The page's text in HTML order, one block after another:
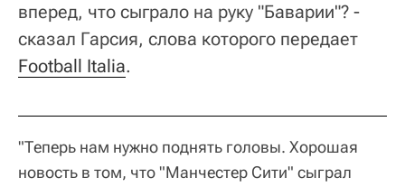
вперед, что сыграло на руку "Баварии"? -
сказал Гарсия, слова которого передает
Football Italia.
"Теперь нам нужно поднять головы. Хорошая
новость в том, что "Манчестер Сити" сыграл